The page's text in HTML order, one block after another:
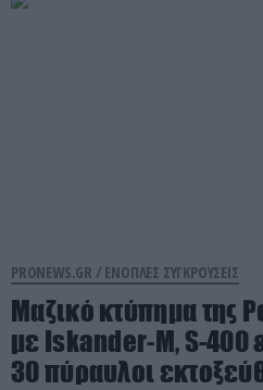
PRONEWS.GR / ΕΝΟΠΛΕΣ ΣΥΓΚΡΟΥΣΕΙΣ
Μαζικό κτύπημα της
με Iskander-Μ, S-400
30 πύραυλοι